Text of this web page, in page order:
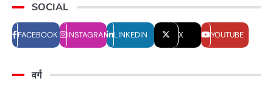
SOCIAL
FACEBOOK INSTAGRAM LINKEDIN X YOUTUBE
वर्ग